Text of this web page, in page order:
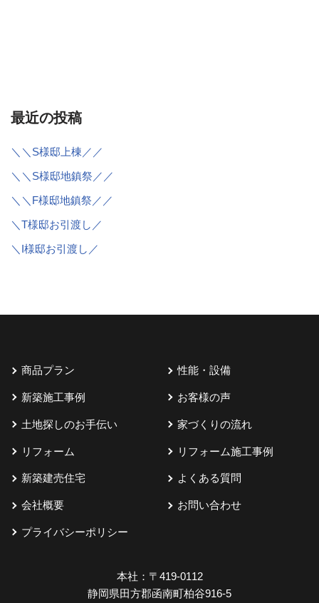
最近の投稿
＼＼S様邸上棟／／
＼＼S様邸地鎮祭／／
＼＼F様邸地鎮祭／／
＼T様邸お引渡し／
＼I様邸お引渡し／
商品プラン 性能・設備
新築施工事例 お客様の声
土地探しのお手伝い 家づくりの流れ
リフォーム リフォーム施工事例
新築建売住宅 よくある質問
会社概要 お問い合わせ
プライバシーポリシー
本社： 〒419-0112
静岡県田方郡函南町柏谷916-5